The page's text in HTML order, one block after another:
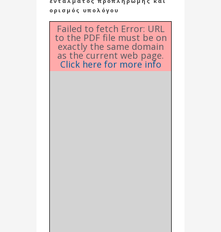
ορισμός υπολόγου
Failed to fetch Error: URL
to the PDF file must be on
exactly the same domain
as the current web page.
Click here for more info